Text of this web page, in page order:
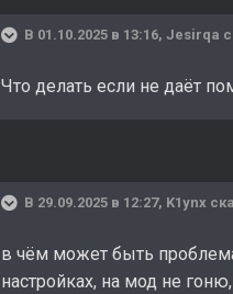
В 01.10.2025 в 13:16, Jesirqa
Что делать если не даёт
В 29.09.2025 в 12:27, K1ynx
в чём может быть
настройках, на мод не